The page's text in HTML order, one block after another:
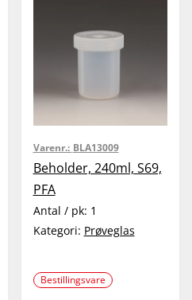
Varenr.: BLA13009
Beholder, 240ml, S69,
PFA
Antal / pk: 1
Kategori: Prøveglas
Bestillingsvare